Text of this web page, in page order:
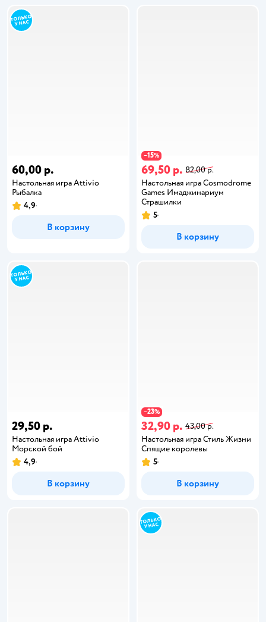
60,00 р.
Настольная игра Attivio
Рыбалка
4,9
В корзину
−15%
69,50 р. 82,00 р.
Настольная игра Cosmodrome
Games Имаджинариум
Страшилки
5
В корзину
29,50 р.
Настольная игра Attivio
Морской бой
4,9
В корзину
−23%
32,90 р. 43,00 р.
Настольная игра Стиль Жизни
Спящие королевы
5
В корзину